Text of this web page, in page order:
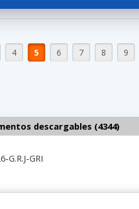
4 5 6 7 8 9
descargables (4344)
G.R.J-GRI